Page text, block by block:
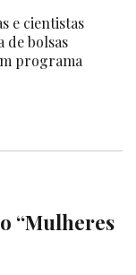
e cientistas
de bolsas
programa
“Mulheres